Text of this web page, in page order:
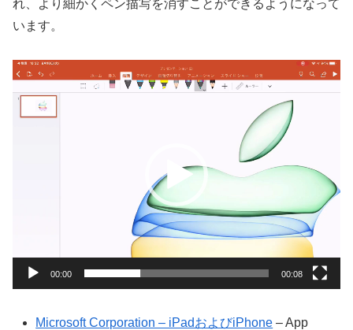
れ、より細かくペン描写を消すことができるようになって
います。
動
画
プ
00:00 00:08
Microsoft Corporation – iPadおよびiPhone – App